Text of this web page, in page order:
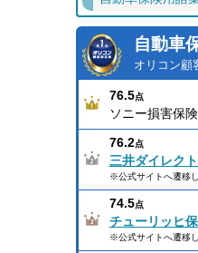
自動車
オリコン顧
76.5点
ソニー損害保険
76.2点
三井ダイレク
※公式サイトへ遷移し
74.5点
チューリッヒ
※公式サイトへ遷移し